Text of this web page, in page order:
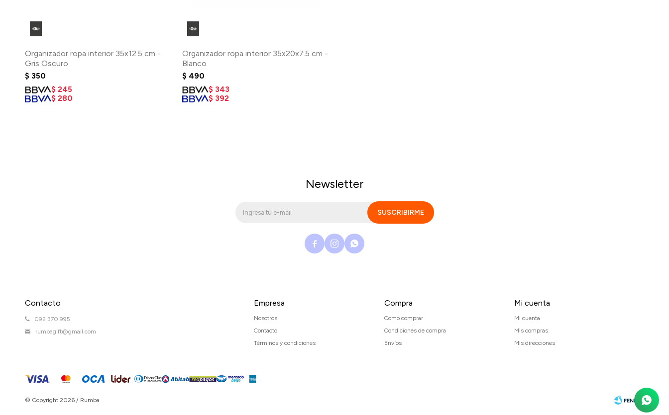
Organizador ropa interior 35x12.5 cm -
Gris Oscuro
$ 350
$ 245
$ 280
Organizador ropa interior 35x20x7.5 cm -
Blanco
$ 490
$ 343
$ 392
Contacto
092 370 995
rumbagift@gmail.com
Empresa
Nosotros
Contacto
Términos y condiciones
Compra
Como comprar
Condiciones de compra
Envíos
Mi cuenta
Mi cuenta
Mis compras
Mis direcciones
Newsletter
SUSCRIBIRME
  
© Copyright 2026 / Rumba